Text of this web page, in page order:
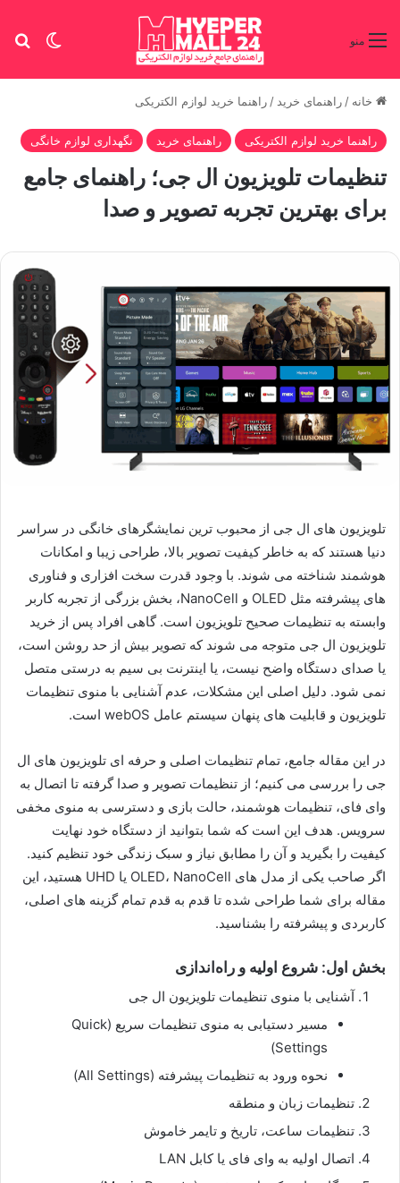
تغییر منو
خانه / راهنمای خرید / راهنما خرید لوازم الکتریکی
راهنما خرید لوازم الکتریکی راهنمای خرید نگهداری لوازم خانگی
تنظیمات تلویزیون ال جی؛ راهنمای جامع
برای بهترین تجربه تصویر و صدا
تلویزیون های ال جی از محبوب ترین نمایشگرهای خانگی در سراسر
دنیا هستند که به خاطر کیفیت تصویر بالا، طراحی زیبا و امکانات
هوشمند شناخته می شوند. با وجود قدرت سخت افزاری و فناوری
های پیشرفته مثل OLED و NanoCell، بخش بزرگی از تجربه کاربر
وابسته به تنظیمات صحیح تلویزیون است. گاهی افراد پس از خرید
تلویزیون ال جی متوجه می شوند که تصویر بیش از حد روشن است،
یا صدای دستگاه واضح نیست، یا اینترنت بی سیم به درستی متصل
نمی شود. دلیل اصلی این مشکلات، عدم آشنایی با منوی تنظیمات
تلویزیون و قابلیت های پنهان سیستم عامل webOS است.
در این مقاله جامع، تمام تنظیمات اصلی و حرفه ای تلویزیون های ال
جی را بررسی می کنیم؛ از تنظیمات تصویر و صدا گرفته تا اتصال به
وای فای، تنظیمات هوشمند، حالت بازی و دسترسی به منوی مخفی
سرویس. هدف این است که شما بتوانید از دستگاه خود نهایت
کیفیت را بگیرید و آن را مطابق نیاز و سبک زندگی خود تنظیم کنید.
اگر صاحب یکی از مدل های OLED، NanoCell یا UHD هستید، این
مقاله برای شما طراحی شده تا قدم به قدم تمام گزینه های اصلی،
کاربردی و پیشرفته را بشناسید.
بخش اول: شروع اولیه و راه‌اندازی
آشنایی با منوی تنظیمات تلویزیون ال جی
مسیر دستیابی به منوی تنظیمات سریع (Quick
Settings)
نحوه ورود به تنظیمات پیشرفته (All Settings)
تنظیمات زبان و منطقه
تنظیمات ساعت، تاریخ و تایمر خاموش
اتصال اولیه به وای فای یا کابل LAN